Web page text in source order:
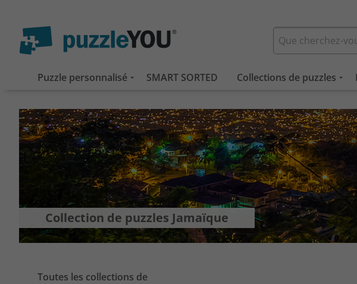
Puzzle personnalisé SMART SORTED Collections de puzzles
Collection de puzzles Jamaïque
Toutes les collections de